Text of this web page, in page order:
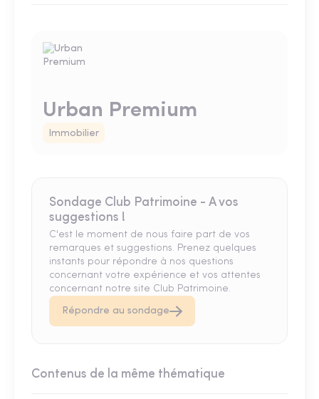
Urban Premium
Immobilier
Sondage Club Patrimoine - A vos
suggestions !
C'est le moment de nous faire part de vos
remarques et suggestions. Prenez quelques
instants pour répondre à nos questions
concernant votre expérience et vos attentes
concernant notre site Club Patrimoine.
Répondre au sondage
Contenus de la même thématique